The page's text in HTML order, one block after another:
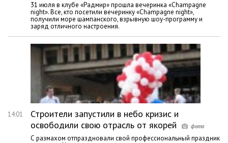
31 июля в клубе «Радмир» прошла вечеринка «Champagne
night». Все, кто посетили вечеринку «Champagne night»,
получили море шампанского, взрывную шоу-программу и
заряд отличного настроения.
14:01
Строители запустили в небо кризис и
освободили свою отрасль от якорей
С размахом отпраздновали свой профессиональный праздник